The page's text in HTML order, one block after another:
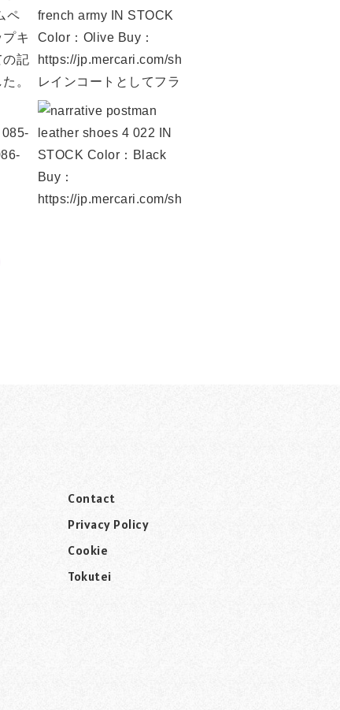
Contact
Privacy Policy
Cookie
Tokutei